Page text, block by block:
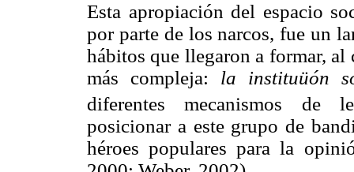
Esta apropiación del espacio
por parte de los narcos, fue un
hábitos que llegaron a formar, al
más compleja: la instituüón
diferentes mecanismos de
posicionar a este grupo de
héroes populares para la